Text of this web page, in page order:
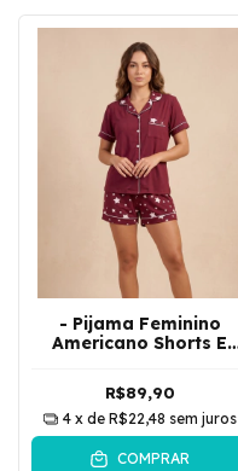
- Pijama Feminino
Americano Shorts E
Estrelado | Vinho
R$89,90
4 x de R$22,48 sem juros
COMPRAR